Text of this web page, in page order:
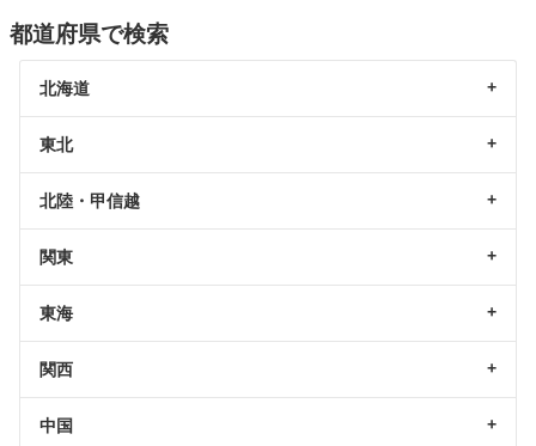
都道府県で検索
北海道
東北
北陸・甲信越
関東
東海
関西
中国